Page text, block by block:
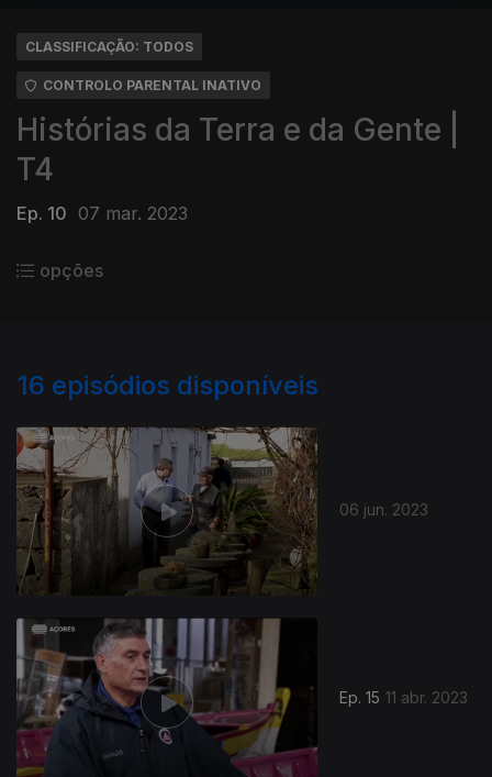
CLASSIFICAÇÃO: TODOS
CONTROLO PARENTAL INATIVO
Histórias da Terra e da Gente |
T4
Ep. 10 07 mar. 2023
opções
16 episódios disponíveis
06 jun. 2023
Ep. 15 11 abr. 2023